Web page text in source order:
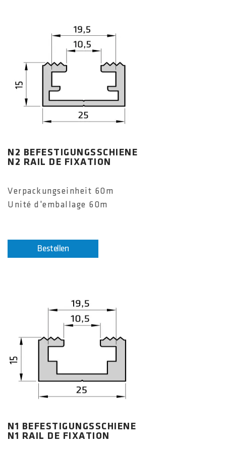
N2 BEFESTIGUNGSSCHIENE
N2 RAIL DE FIXATION
Verpackungseinheit 60m
Unité d'emballage 60m
Bestellen
N1 BEFESTIGUNGSSCHIENE
N1 RAIL DE FIXATION